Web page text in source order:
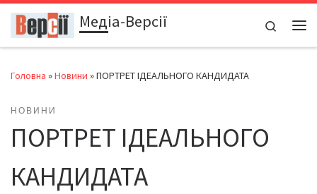
Перейти до вмістуМедіа-Версії
Search
Головна »Новини »ПОРТРЕТ ІДЕАЛЬНОГО КАНДИДАТА
НОВИНИ
ПОРТРЕТ ІДЕАЛЬНОГО
КАНДИДАТА